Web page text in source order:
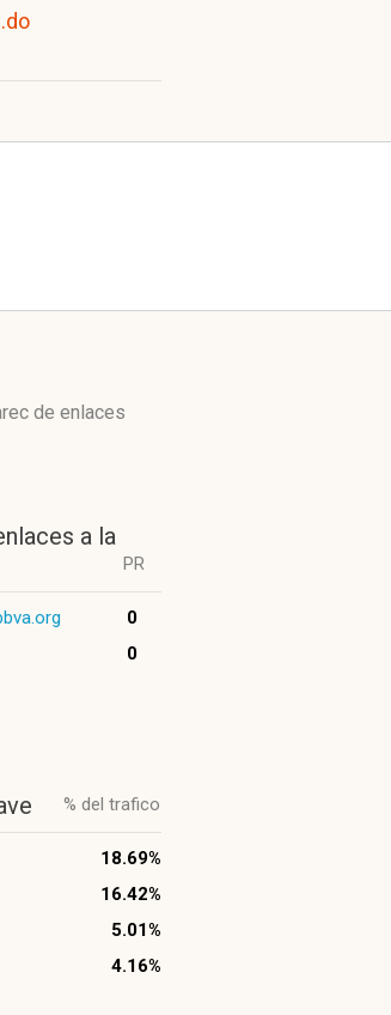
de enlaces
a la
PR
0
0
% del trafico
18.69%
16.42%
5.01%
4.16%